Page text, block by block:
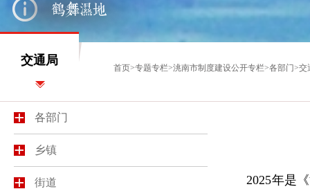
交通局
首页>专题专栏>洮南市制度建设公开专栏>各部门>交
各部门
乡镇
街道
2025年是《